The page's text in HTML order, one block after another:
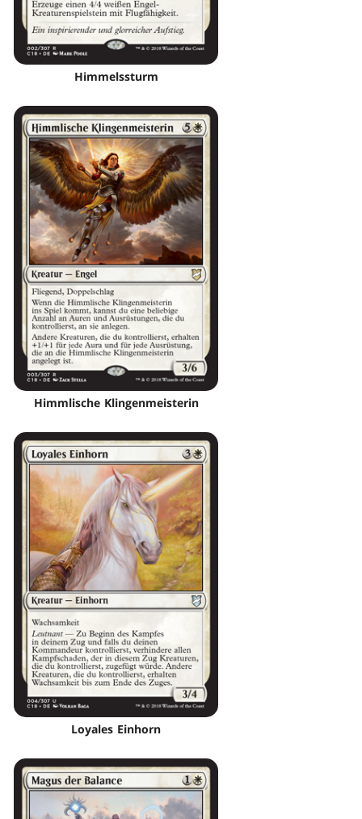
Himmelssturm
Himmlische Klingenmeisterin
Loyales Einhorn